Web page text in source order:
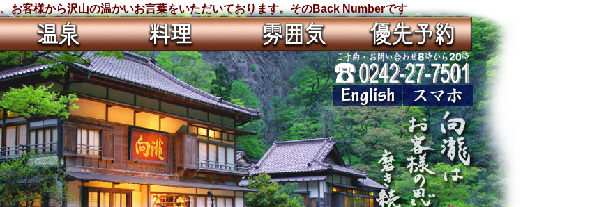
お客様から沢山の温かいお言葉をいただいております。そのBack Numberです